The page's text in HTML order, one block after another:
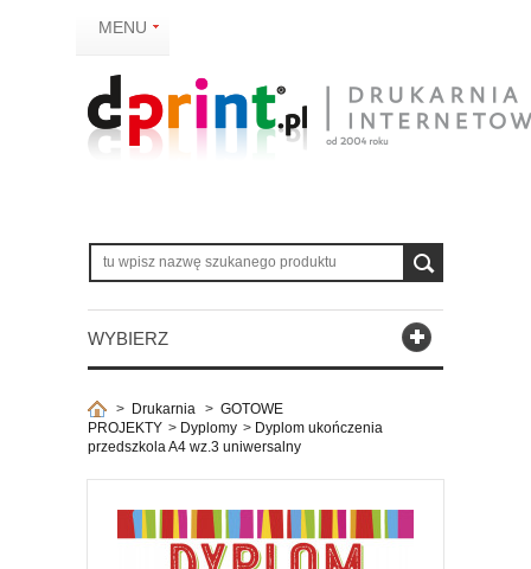
MENU
WYBIERZ
> Drukarnia > GOTOWE
PROJEKTY > Dyplomy > Dyplom ukończenia
przedszkola A4 wz.3 uniwersalny